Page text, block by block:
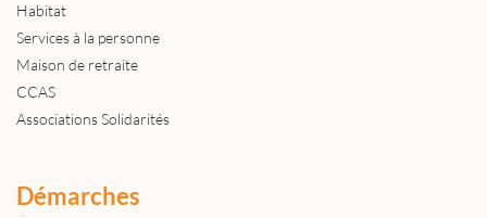
Habitat
Services à la personne
Maison de retraite
CCAS
Associations Solidarités
Démarches